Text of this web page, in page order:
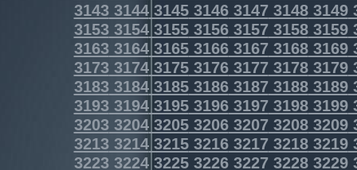
3143314431453146314731483149
3153315431553156315731583159
3163316431653166316731683169
3173317431753176317731783179
3183318431853186318731883189
3193319431953196319731983199
3203320432053206320732083209
3213321432153216321732183219
3223322432253226322732283229